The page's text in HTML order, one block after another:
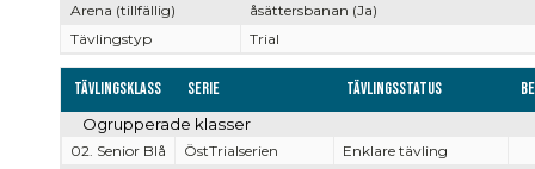
Arena (tillfällig)
åsättersbanan (Ja)
Tävlingstyp
Trial
Tävlingsklass Serie Tävlingsstatus
Ogrupperade klasser
02. Senior Blå ÖstTrialserien
Enklare tävling